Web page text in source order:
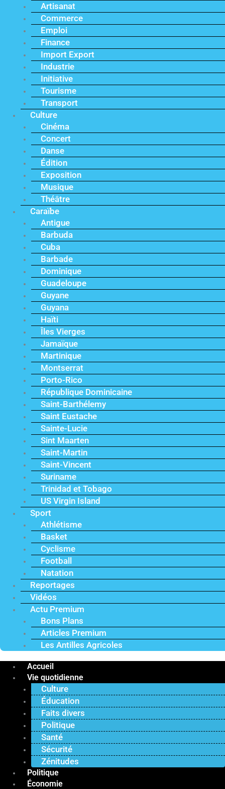
Artisanat
Commerce
Emploi
Finance
Import Export
Industrie
Initiative
Tourisme
Transport
Culture
Cinéma
Concert
Danse
Édition
Exposition
Musique
Théâtre
Caraïbe
Antigue
Barbuda
Cuba
Barbade
Dominique
Guadeloupe
Guyane
Guyana
Haïti
Îles Vierges
Jamaïque
Martinique
Montserrat
Porto-Rico
République Dominicaine
Saint-Barthélemy
Saint Eustache
Sainte-Lucie
Sint Maarten
Saint-Martin
Saint-Vincent
Suriname
Trinidad et Tobago
US Virgin Island
Sport
Athlétisme
Basket
Cyclisme
Football
Natation
Reportages
Vidéos
Actu Premium
Bons Plans
Articles Premium
Les Antilles Agricoles
Accueil
Vie quotidienne
Culture
Éducation
Faits divers
Politique
Santé
Sécurité
Zénitudes
Politique
Économie